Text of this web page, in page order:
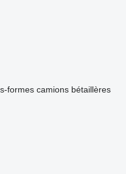
formes camions bétaillères